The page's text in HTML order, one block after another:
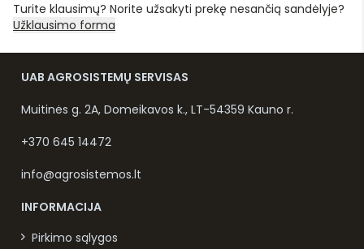
Turite klausimų? Norite užsakyti prekę nesančią sandėlyje?
Užklausimo forma
UAB AGROSISTEMŲ SERVISAS
Muitinės g. 2A, Domeikavos k., LT-54359 Kauno r.
+370 645 14472
info@agrosistemos.lt
INFORMACIJA
Pirkimo sąlygos